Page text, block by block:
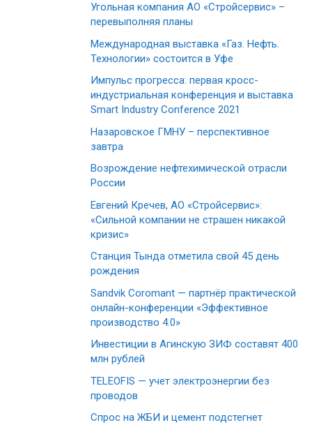
Угольная компания АО «Стройсервис» –
перевыполняя планы
Международная выставка «Газ. Нефть.
Технологии» состоится в Уфе
Импульс прогресса: первая кросс-
индустриальная конференция и выставка
Smart Industry Conference 2021
Назаровское ГМНУ – перспективное
завтра
Возрождение нефтехимической отрасли
России
Евгений Кречев, АО «Стройсервис»:
«Сильной компании не страшен никакой
кризис»
Станция Тында отметила свой 45 день
рождения
Sandvik Coromant — партнёр практической
онлайн-конференции «Эффективное
производство 4.0»
Инвестиции в Агинскую ЗИФ составят 400
млн рублей
TELEOFIS — учет электроэнергии без
проводов
Спрос на ЖБИ и цемент подстегнет